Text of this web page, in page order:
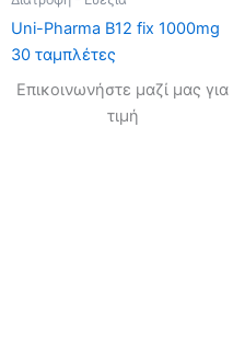
Uni-Pharma B12 fix 1000mg
30 ταμπλέτες
Επικοινωνήστε μαζί μας για
τιμή